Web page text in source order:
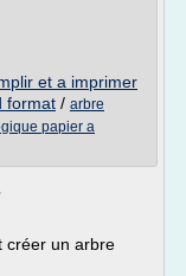
et a imprimer
format / arbre
papier a
créer un arbre